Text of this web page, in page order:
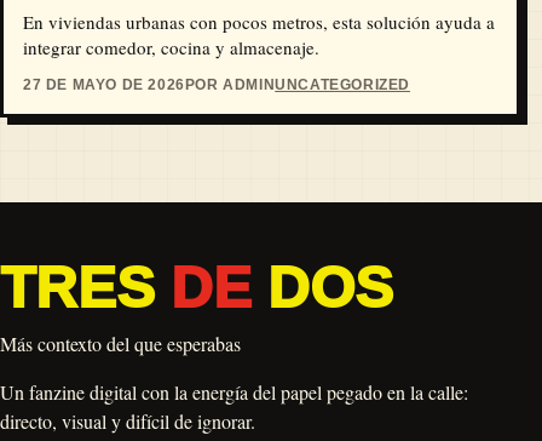
En viviendas urbanas con pocos metros, esta solución ayuda a
integrar comedor, cocina y almacenaje.
27 DE MAYO DE 2026POR ADMINUNCATEGORIZED
TRES DEDOS
Más contexto del que esperabas
Un fanzine digital con la energía del papel pegado en la calle:
directo, visual y difícil de ignorar.